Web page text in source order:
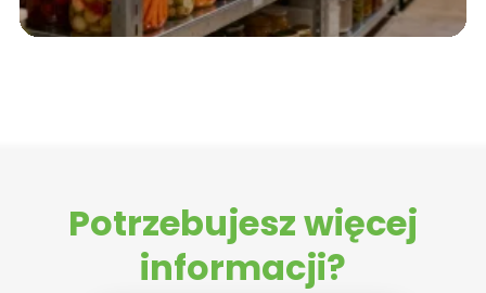
Potrzebujesz więcej
informacji?